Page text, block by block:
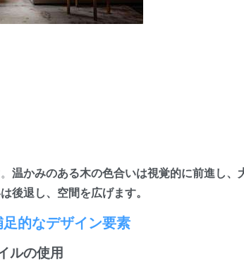
温かみのある木の色合いは視覚的に前進し、
後退し、空間を広げます。
的なデザイン要素
ルの使用